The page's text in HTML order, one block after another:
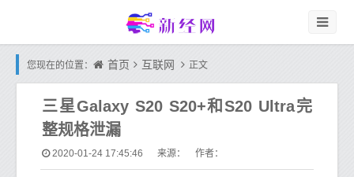
您现在的位置： 首页 互联网 正文
三星Galaxy S20 S20+和S20 Ultra完
整规格泄漏
2020-01-24 17:45:46 来源： 作者：